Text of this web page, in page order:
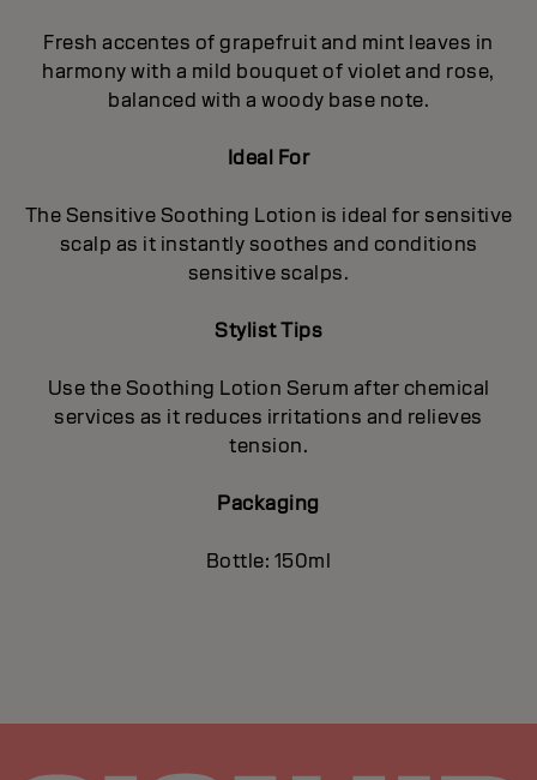
Fresh accentes of grapefruit and mint leaves in
harmony with a mild bouquet of violet and rose,
balanced with a woody base note.
Ideal For
The Sensitive Soothing Lotion is ideal for sensitive
scalp as it instantly soothes and conditions
sensitive scalps.
Stylist Tips
Use the Soothing Lotion Serum after chemical
services as it reduces irritations and relieves
tension.
Packaging
Bottle: 150ml